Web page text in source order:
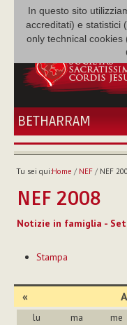
In questo sito
accreditati) e statistici
only technical
BETHARRAM
HOME
FAMIGLIA
MISSIONE
MEDIATECA
Tu sei qui:Home / NEF/ NEF
NEF 2008
Notizie in famiglia -
sul
Stampa
«
lu ma me